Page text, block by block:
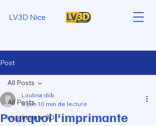
LV3D Nice
Post
All Posts
imprimante 3D
All Posts
Pourquoi l'imprimante
Loubna diib
8 juin 10 min de lecture